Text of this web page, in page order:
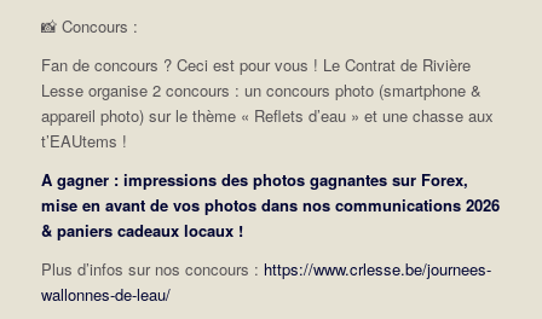
📸Concours :
Fan de concours ? Ceci est pour vous ! Le Contrat de Rivière
Lesse organise 2 concours : un concours photo (smartphone &
appareil photo) sur le thème « Reflets d’eau » et une chasse aux
t’EAUtems !
A gagner : impressions des photos gagnantes sur Forex,
mise en avant de vos photos dans nos communications 2026
& paniers cadeaux locaux !
Plus d’infos sur nos concours : https://www.crlesse.be/journees-
wallonnes-de-leau/